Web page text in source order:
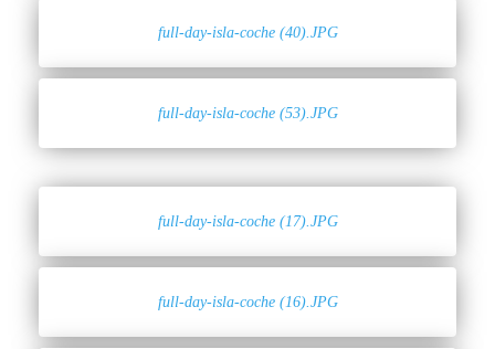
full-day-isla-coche (40).JPG
full-day-isla-coche (53).JPG
full-day-isla-coche (17).JPG
full-day-isla-coche (16).JPG